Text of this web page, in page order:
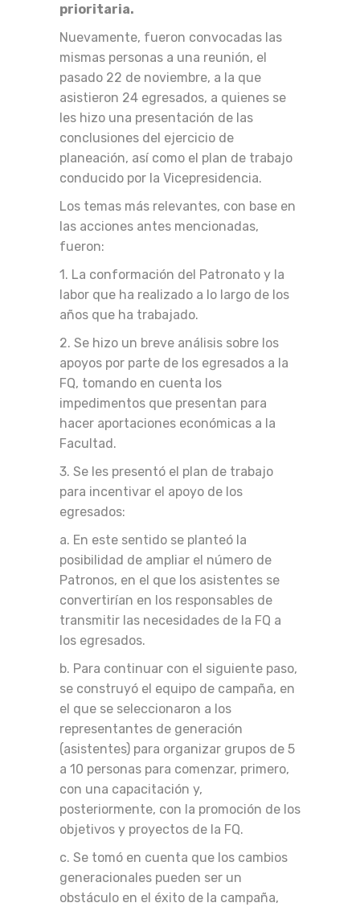
prioritaria.
Nuevamente, fueron convocadas las
mismas personas a una reunión, el
pasado 22 de noviembre, a la que
asistieron 24 egresados, a quienes se
les hizo una presentación de las
conclusiones del ejercicio de
planeación, así como el plan de trabajo
conducido por la Vicepresidencia.
Los temas más relevantes, con base en
las acciones antes mencionadas,
fueron:
1. La conformación del Patronato y la
labor que ha realizado a lo largo de los
años que ha trabajado.
2. Se hizo un breve análisis sobre los
apoyos por parte de los egresados a la
FQ, tomando en cuenta los
impedimentos que presentan para
hacer aportaciones económicas a la
Facultad.
3. Se les presentó el plan de trabajo
para incentivar el apoyo de los
egresados:
a. En este sentido se planteó la
posibilidad de ampliar el número de
Patronos, en el que los asistentes se
convertirían en los responsables de
transmitir las necesidades de la FQ a
los egresados.
b. Para continuar con el siguiente paso,
se construyó el equipo de campaña, en
el que se seleccionaron a los
representantes de generación
(asistentes) para organizar grupos de 5
a 10 personas para comenzar, primero,
con una capacitación y,
posteriormente, con la promoción de los
objetivos y proyectos de la FQ.
c. Se tomó en cuenta que los cambios
generacionales pueden ser un
obstáculo en el éxito de la campaña,